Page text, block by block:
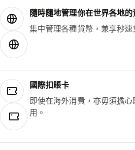
隨時隨地管理你在世界各地的
集中管理各種貨幣，兼享秒速
國際扣賬卡
即使在海外消費，亦毋須擔
用。